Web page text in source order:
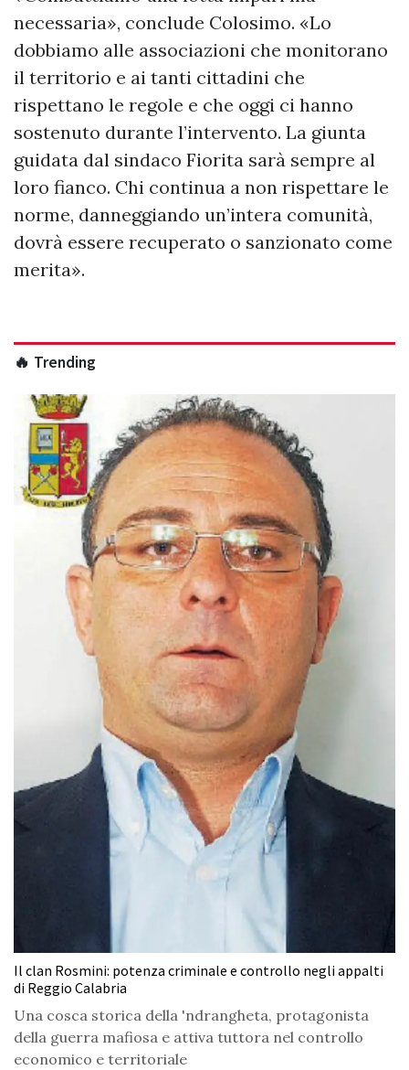
necessaria», conclude Colosimo. «Lo
dobbiamo alle associazioni che monitorano
il territorio e ai tanti cittadini che
rispettano le regole e che oggi ci hanno
sostenuto durante l’intervento. La giunta
guidata dal sindaco Fiorita sarà sempre al
loro fianco. Chi continua a non rispettare le
norme, danneggiando un’intera comunità,
dovrà essere recuperato o sanzionato come
merita».
🔥 Trending
Il clan Rosmini: potenza criminale e controllo negli appalti
di Reggio Calabria
Una cosca storica della 'ndrangheta, protagonista
della guerra mafiosa e attiva tuttora nel controllo
economico e territoriale